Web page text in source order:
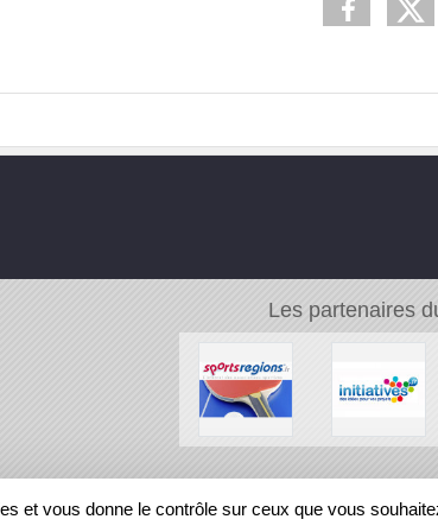
Les partenaires
et vous donne le contrôle sur ceux que vous